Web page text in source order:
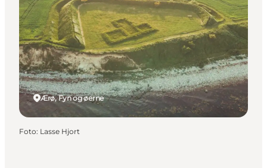
Ærø, Fyn og øerne
Foto: Lasse Hjort